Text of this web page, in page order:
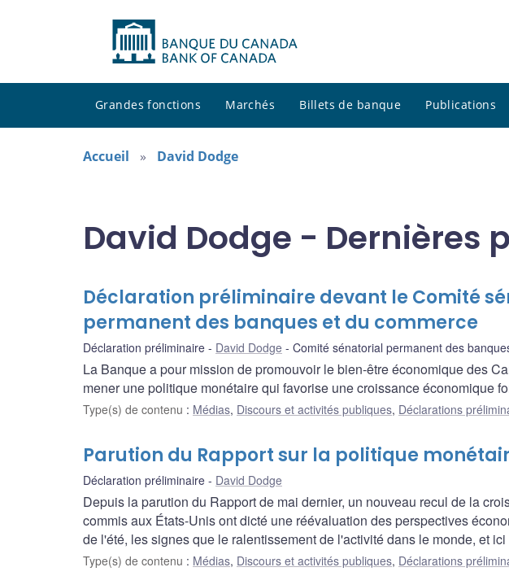
Grandes fonctions Marchés Billets de banque Publications
Accueil David Dodge
David Dodge - Dernières
Déclaration préliminaire devant le Comité
permanent des banques et du commerce
Déclaration préliminaire David Dodge Comité sénatorial permanent des
La Banque a pour mission de promouvoir le bien-être économique des
mener une politique monétaire qui favorise une croissance économique
Type(s) de contenu : Médias, Discours et activités publiques, Déclarations
Parution du Rapport sur la politique
Déclaration préliminaire David Dodge
Depuis la parution du Rapport de mai dernier, un nouveau recul de la
commis aux États-Unis ont dicté une réévaluation des perspectives
de l'été, les signes que le ralentissement de l'activité dans le monde, et
Type(s) de contenu : Médias, Discours et activités publiques, Déclarations